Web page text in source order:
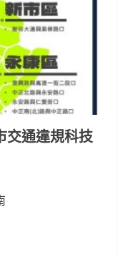
交通違規科技